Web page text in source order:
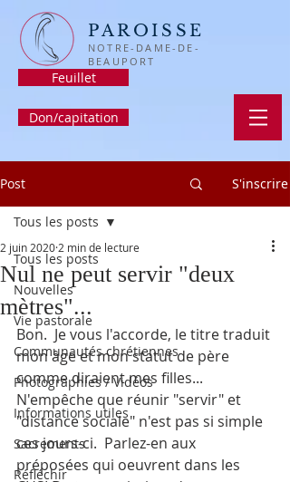
PAROISSE
NOTRE-DAME-DE-
BEAUPORT
Feuillet
Don/capitation
Post S'inscrire
Tous les posts
Nouvelles
Vie pastorale
Communautés chrétiennes
Photographies / Vidéos
Informations utiles
Sacrements
Réfléchir
Tous les posts
Nul ne peut servir "deux
mètres"...
2 juin 2020 2 min de lecture
Bon.  Je vous l'accorde, le titre traduit
mon âge et mon statut de père
comme diraient mes filles...
N'empêche que réunir "servir" et
"distance sociale" n'est pas si simple
ces jours-ci.  Parlez-en aux
préposées qui oeuvrent dans les